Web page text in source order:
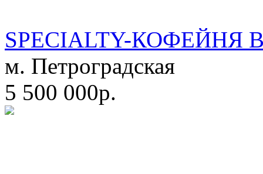
SPECIALTY-
м. Петроградская
5 500 000р.